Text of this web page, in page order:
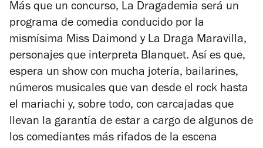
Más que un concurso, La Dragademia será un
programa de comedia conducido por la
mismísima Miss Daimond y La Draga Maravilla,
personajes que interpreta Blanquet. Así es que,
espera un show con mucha jotería, bailarines,
números musicales que van desde el rock hasta
el mariachi y, sobre todo, con carcajadas que
llevan la garantía de estar a cargo de algunos de
los comediantes más rifados de la escena